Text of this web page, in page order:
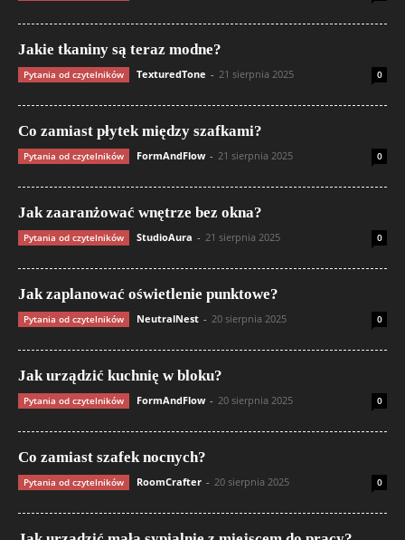
Jakie tkaniny są teraz modne?
Pytania od czytelników TexturedTone - 21 sierpnia 2025 0
Co zamiast płytek między szafkami?
Pytania od czytelników FormAndFlow - 21 sierpnia 2025 0
Jak zaaranżować wnętrze bez okna?
Pytania od czytelników StudioAura - 21 sierpnia 2025 0
Jak zaplanować oświetlenie punktowe?
Pytania od czytelników NeutralNest - 20 sierpnia 2025 0
Jak urządzić kuchnię w bloku?
Pytania od czytelników FormAndFlow - 20 sierpnia 2025 0
Co zamiast szafek nocnych?
Pytania od czytelników RoomCrafter - 20 sierpnia 2025 0